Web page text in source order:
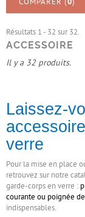
COMPARER (0)
Résultats 1 - 32 sur 32.
ACCESSOIRE
Il y a 32 produits.
Laissez-
verre
Pour la mise en place
retrouvez sur notre
garde-corps en verre :
courante ou poignée
indispensables.